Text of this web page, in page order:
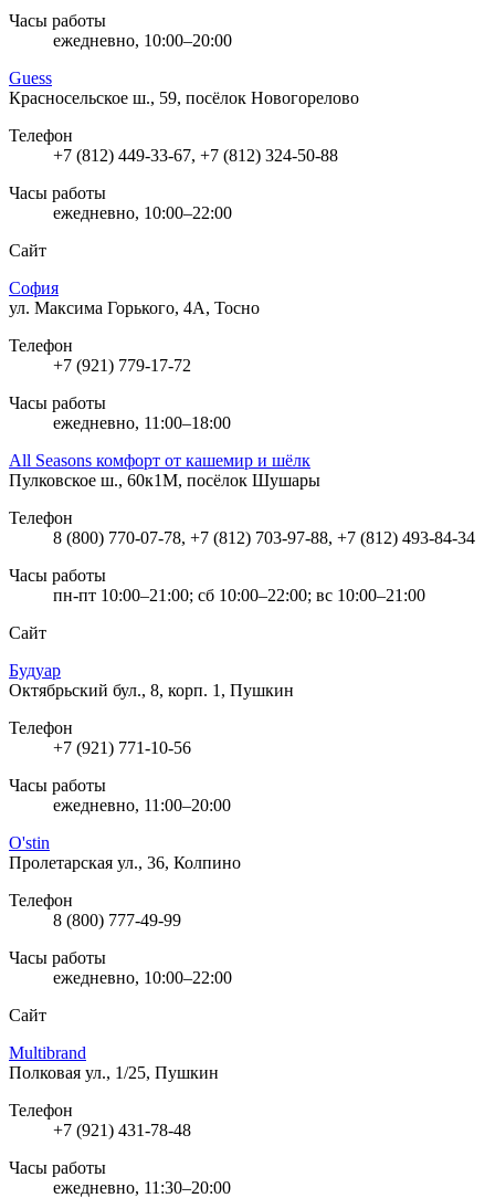
Часы работы
ежедневно, 10:00–20:00
Guess
Красносельское ш., 59, посёлок Новогорелово
Телефон
+7 (812) 449-33-67, +7 (812) 324-50-88
Часы работы
ежедневно, 10:00–22:00
Сайт
София
ул. Максима Горького, 4А, Тосно
Телефон
+7 (921) 779-17-72
Часы работы
ежедневно, 11:00–18:00
All Seasons комфорт от кашемир и шёлк
Пулковское ш., 60к1М, посёлок Шушары
Телефон
8 (800) 770-07-78, +7 (812) 703-97-88, +7 (812) 493-84-34
Часы работы
пн-пт 10:00–21:00; сб 10:00–22:00; вс 10:00–21:00
Сайт
Будуар
Октябрьский бул., 8, корп. 1, Пушкин
Телефон
+7 (921) 771-10-56
Часы работы
ежедневно, 11:00–20:00
O'stin
Пролетарская ул., 36, Колпино
Телефон
8 (800) 777-49-99
Часы работы
ежедневно, 10:00–22:00
Сайт
Multibrand
Полковая ул., 1/25, Пушкин
Телефон
+7 (921) 431-78-48
Часы работы
ежедневно, 11:30–20:00